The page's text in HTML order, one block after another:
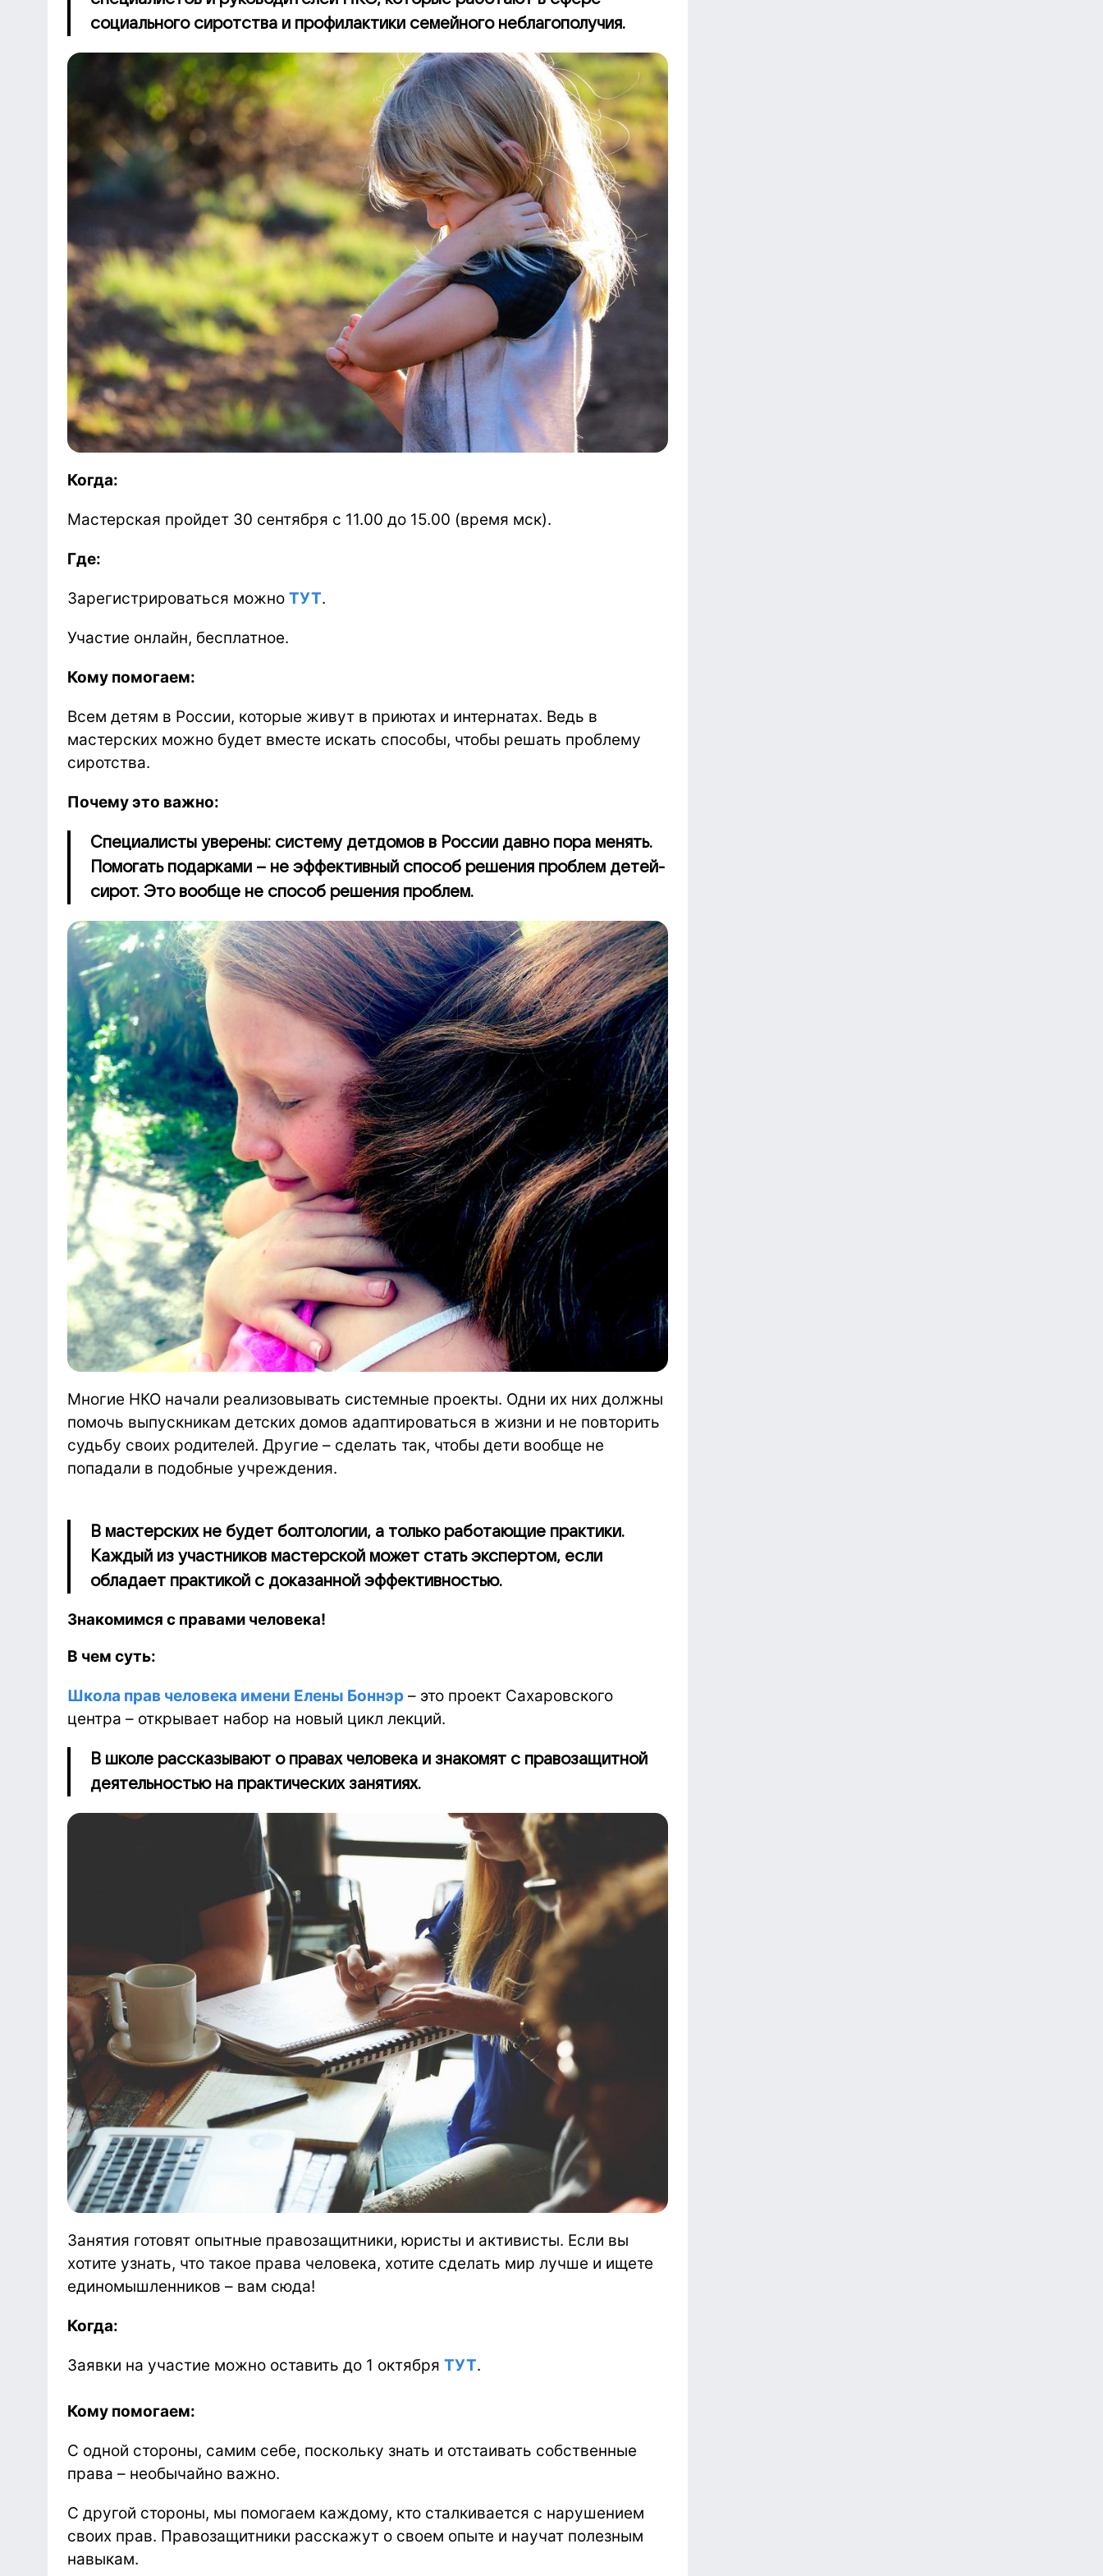
социального сиротства и профилактики семейного неблагополучия.
Когда:
Мастерская пройдет 30 сентября с 11.00 до 15.00 (время мск).
Где:
Зарегистрироваться можно ТУТ.
Участие онлайн, бесплатное.
Кому помогаем:
Всем детям в России, которые живут в приютах и интернатах. Ведь в
мастерских можно будет вместе искать способы, чтобы решать проблему
сиротства.
Почему это важно:
Специалисты уверены: систему детдомов в России давно пора менять.
Помогать подарками – не эффективный способ решения проблем детей-
сирот. Это вообще не способ решения проблем.
Многие НКО начали реализовывать системные проекты. Одни их них должны
помочь выпускникам детских домов адаптироваться в жизни и не повторить
судьбу своих родителей. Другие – сделать так, чтобы дети вообще не
попадали в подобные учреждения.
В мастерских не будет болтологии, а только работающие практики.
Каждый из участников мастерской может стать экспертом, если
обладает практикой с доказанной эффективностью.
Знакомимся с правами человека!
В чем суть:
Школа прав человека имени Елены Боннэр – это проект Сахаровского
центра – открывает набор на новый цикл лекций.
В школе рассказывают о правах человека и знакомят с правозащитной
деятельностью на практических занятиях.
Занятия готовят опытные правозащитники, юристы и активисты. Если вы
хотите узнать, что такое права человека, хотите сделать мир лучше и ищете
единомышленников – вам сюда!
Когда:
Заявки на участие можно оставить до 1 октября ТУТ.
Кому помогаем:
С одной стороны, самим себе, поскольку знать и отстаивать собственные
права – необычайно важно.
С другой стороны, мы помогаем каждому, кто сталкивается с нарушением
своих прав. Правозащитники расскажут о своем опыте и научат полезным
навыкам.